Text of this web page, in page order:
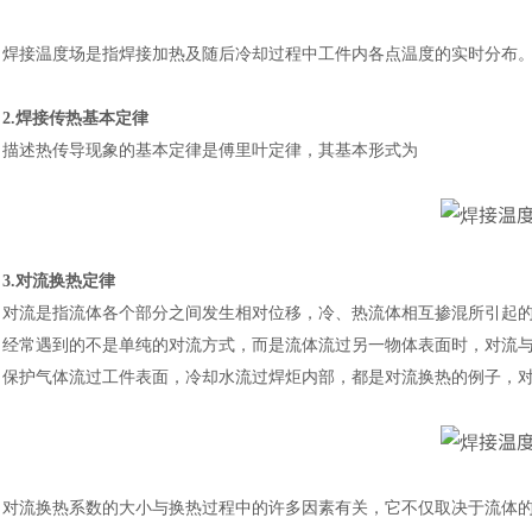
焊接温度场是指焊接加热及随后冷却过程中工件内各点温度的实时分布
2.焊接传热基本定律
描述热传导现象的基本定律是傅里叶定律，其基本形式为
3.对流换热定律
对流是指流体各个部分之间发生相对位移，冷、热流体相互掺混所引
经常遇到的不是单纯的对流方式，而是流体流过另一物体表面时，对
保护气体流过工件表面，冷却水流过焊炬内部，都是对流换热的例子，
对流换热系数的大小与换热过程中的许多因素有关，它不仅取决于流体